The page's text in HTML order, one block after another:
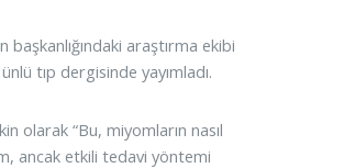
araştırma ekibi
ünlü tıp dergisinde yayımladı.
olarak “Bu, miyomların nasıl
ancak etkili tedavi yöntemi